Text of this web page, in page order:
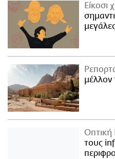
Είκοσι
μέλλον
Οπτική
τους